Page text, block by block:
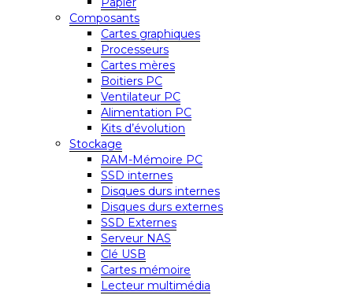
Composants
Cartes graphiques
Processeurs
Cartes mères
Boitiers PC
Ventilateur PC
Alimentation PC
Kits d’évolution
Stockage
RAM-Mémoire PC
SSD internes
Disques durs internes
Disques durs externes
SSD Externes
Serveur NAS
Clé USB
Cartes mémoire
Lecteur multimédia